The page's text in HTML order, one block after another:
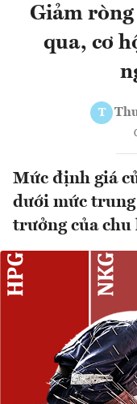
Giảm
qua, cơ
T
Mức định giá
dưới mức
trưởng của chu